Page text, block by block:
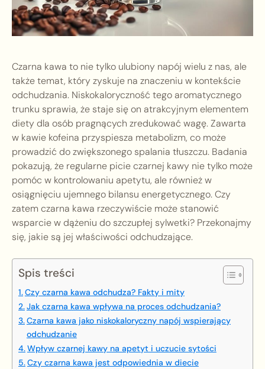
Czarna kawa to nie tylko ulubiony napój wielu z nas, ale
także temat, który zyskuje na znaczeniu w kontekście
odchudzania. Niskokaloryczność tego aromatycznego
trunku sprawia, że staje się on atrakcyjnym elementem
diety dla osób pragnących zredukować wagę. Zawarta
w kawie kofeina przyspiesza metabolizm, co może
prowadzić do zwiększonego spalania tłuszczu. Badania
pokazują, że regularne picie czarnej kawy nie tylko może
pomóc w kontrolowaniu apetytu, ale również w
osiągnięciu ujemnego bilansu energetycznego. Czy
zatem czarna kawa rzeczywiście może stanowić
wsparcie w dążeniu do szczupłej sylwetki? Przekonajmy
się, jakie są jej właściwości odchudzające.
Spis treści
Czy czarna kawa odchudza? Fakty i mity
Jak czarna kawa wpływa na proces odchudzania?
Czarna kawa jako niskokaloryczny napój wspierający
odchudzanie
Wpływ czarnej kawy na apetyt i uczucie sytości
Czy czarna kawa jest odpowiednia w diecie